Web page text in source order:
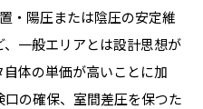
・陽圧または陰圧の安定維
一般エリアとは設計思想が
体の単価が高いことに加
の確保、室間差圧を保つた